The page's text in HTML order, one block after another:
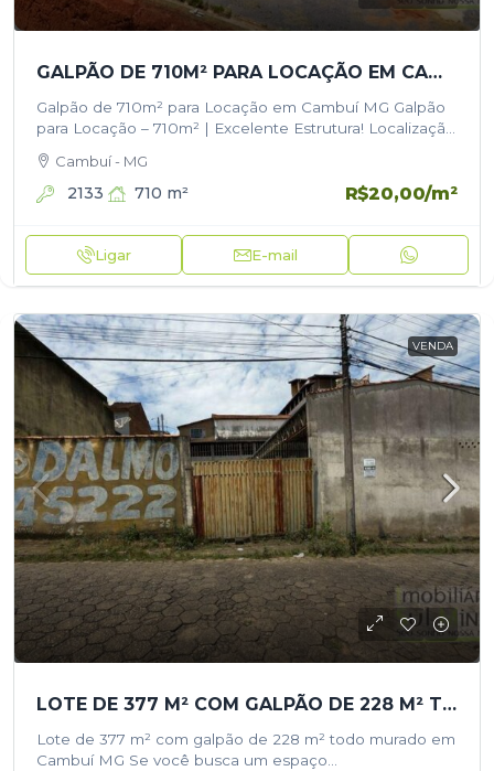
GALPÃO DE 710M² PARA LOCAÇÃO EM CAMBUÍ MG
Galpão de 710m² para Locação em Cambuí MG Galpão
para Locação – 710m² | Excelente Estrutura! Localização
acesso 1 doca 1…
Cambuí - MG
2133 710 m² R$20,00/m²
Ligar E-mail
VENDA
LOTE DE 377 M² COM GALPÃO DE 228 M² TODO MURADO EM CAMBUÍ MG
Lote de 377 m² com galpão de 228 m² todo murado em
Cambuí MG Se você busca um espaço